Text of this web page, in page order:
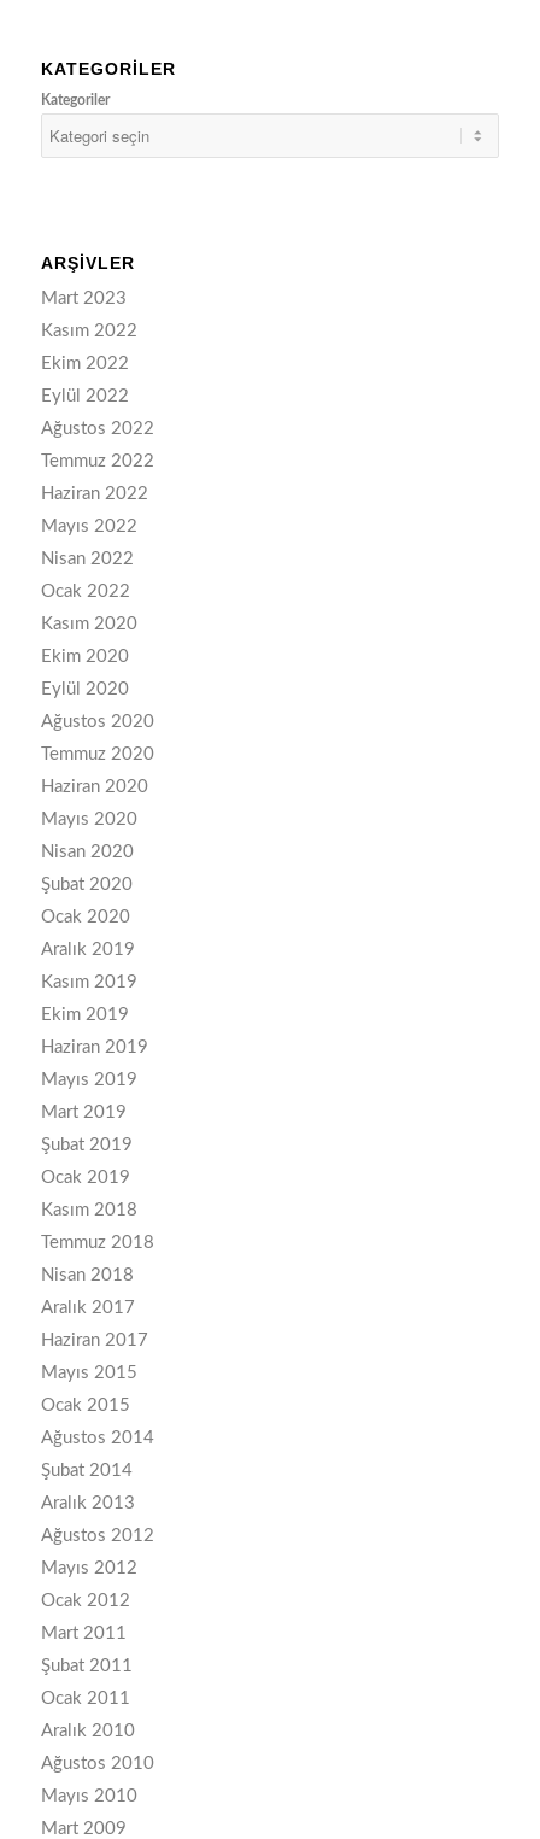
KATEGORILER
Kategoriler
ARŞIVLER
Mart 2023
Kasım 2022
Ekim 2022
Eylül 2022
Ağustos 2022
Temmuz 2022
Haziran 2022
Mayıs 2022
Nisan 2022
Ocak 2022
Kasım 2020
Ekim 2020
Eylül 2020
Ağustos 2020
Temmuz 2020
Haziran 2020
Mayıs 2020
Nisan 2020
Şubat 2020
Ocak 2020
Aralık 2019
Kasım 2019
Ekim 2019
Haziran 2019
Mayıs 2019
Mart 2019
Şubat 2019
Ocak 2019
Kasım 2018
Temmuz 2018
Nisan 2018
Aralık 2017
Haziran 2017
Mayıs 2015
Ocak 2015
Ağustos 2014
Şubat 2014
Aralık 2013
Ağustos 2012
Mayıs 2012
Ocak 2012
Mart 2011
Şubat 2011
Ocak 2011
Aralık 2010
Ağustos 2010
Mayıs 2010
Mart 2009